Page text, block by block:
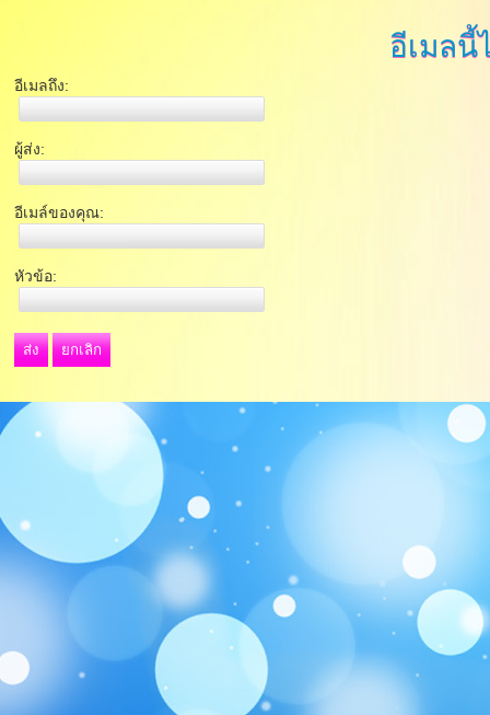
อีเมลนี้
อีเมลถึง:
ผู้ส่ง:
อีเมล์ของคุณ:
หัวข้อ:
ส่ง ยกเลิก